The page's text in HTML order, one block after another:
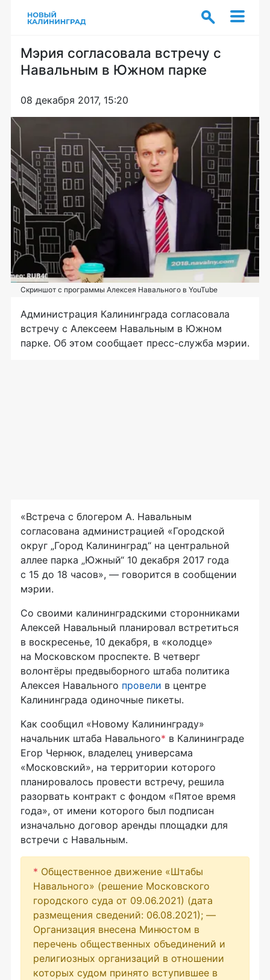
Мэрия согласовала встречу с
Навальным в Южном парке
08 декабря 2017, 15:20
Скриншот с программы Алексея Навального в YouTube
Администрация Калининграда согласовала
встречу с Алексеем Навальным в Южном
парке. Об этом сообщает пресс-служба мэрии.
«Встреча с блогером А. Навальным
согласована администрацией «Городской
округ „Город Калининград“ на центральной
аллее парка „Южный“ 10 декабря 2017 года
с 15 до 18 часов», — говорится в сообщении
мэрии.
Со своими калининградскими сторонниками
Алексей Навальный планировал встретиться
в воскресенье, 10 декабря, в «колодце»
на Московском проспекте. В четверг
волонтёры предвыборного штаба политика
Алексея Навального провели в центре
Калининграда одиночные пикеты.
Как сообщил «Новому Калининграду»
начальник штаба Навального* в Калининграде
Егор Чернюк, владелец универсама
«Московский», на территории которого
планировалось провести встречу, решила
разорвать контракт с фондом «Пятое время
года», от имени которого был подписан
изначально договор аренды площадки для
встречи с Навальным.
* Общественное движение «Штабы
Навального» (решение Московского
городского суда от 09.06.2021) (дата
размещения сведений: 06.08.2021); —
Организация внесена Минюстом в
перечень общественных объединений и
религиозных организаций в отношении
которых судом принято вступившее в